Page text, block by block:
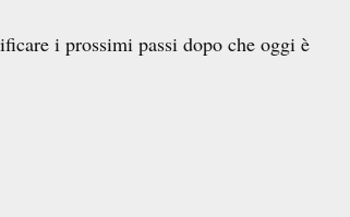
i prossimi passi dopo che oggi è